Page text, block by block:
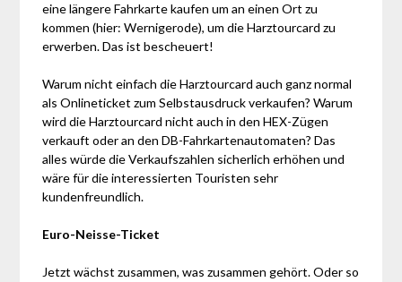
eine längere Fahrkarte kaufen um an einen Ort zu
kommen (hier: Wernigerode), um die Harztourcard zu
erwerben. Das ist bescheuert!
Warum nicht einfach die Harztourcard auch ganz normal
als Onlineticket zum Selbstausdruck verkaufen? Warum
wird die Harztourcard nicht auch in den HEX-Zügen
verkauft oder an den DB-Fahrkartenautomaten? Das
alles würde die Verkaufszahlen sicherlich erhöhen und
wäre für die interessierten Touristen sehr
kundenfreundlich.
Euro-Neisse-Ticket
Jetzt wächst zusammen, was zusammen gehört. Oder so